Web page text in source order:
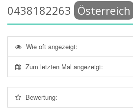
0438182263 Österreich
Wie oft angezeigt:
Zum letzten Mal angezeigt:
Bewertung: